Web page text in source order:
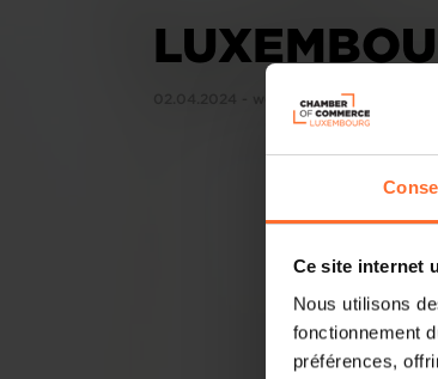
Ce site internet
Nous utilisons
fonctionnement
préférences,
02.04.2024 - wort.lu